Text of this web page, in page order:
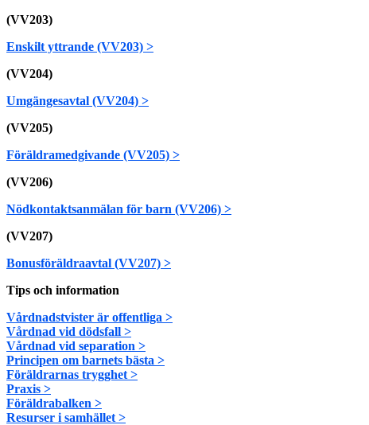
(VV203)
Enskilt yttrande (VV203) >
(VV204)
Umgängesavtal (VV204) >
(VV205)
Föräldramedgivande (VV205) >
(VV206)
Nödkontaktsanmälan för barn (VV206) >
(VV207)
Bonusföräldraavtal (VV207) >
Tips och information
Vårdnadstvister är offentliga >
Vårdnad vid dödsfall >
Vårdnad vid separation >
Principen om barnets bästa >
Föräldrarnas trygghet >
Praxis >
Föräldrabalken >
Resurser i samhället >